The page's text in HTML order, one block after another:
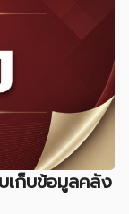
เก็บข้อมูลคลัง